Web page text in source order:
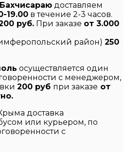
Бахчисараю доставляем
19.00 в течение 2-3 часов.
руб. При заказе от 3.000
район) 250
осуществляется один
с менеджером,
200 руб при заказе от
доставка
или курьером, по
с